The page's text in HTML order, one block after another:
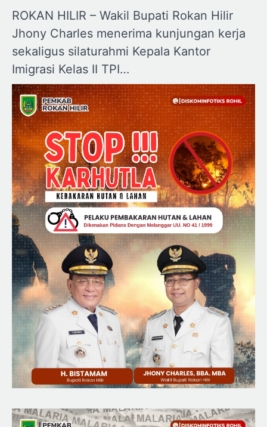
ROKAN HILIR – Wakil Bupati Rokan Hilir
Jhony Charles menerima kunjungan kerja
sekaligus silaturahmi Kepala Kantor
Imigrasi Kelas II TPI…